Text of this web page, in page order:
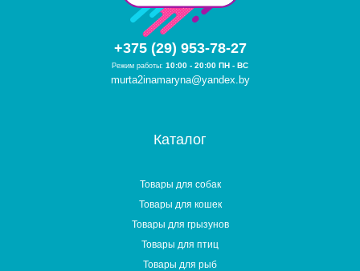
+375 (29) 953-78-27
Режим работы: 10:00 - 20:00 ПН - ВС
murta2inamaryna@yandex.by
Каталог
Товары для собак
Товары для кошек
Товары для грызунов
Товары для птиц
Товары для рыб